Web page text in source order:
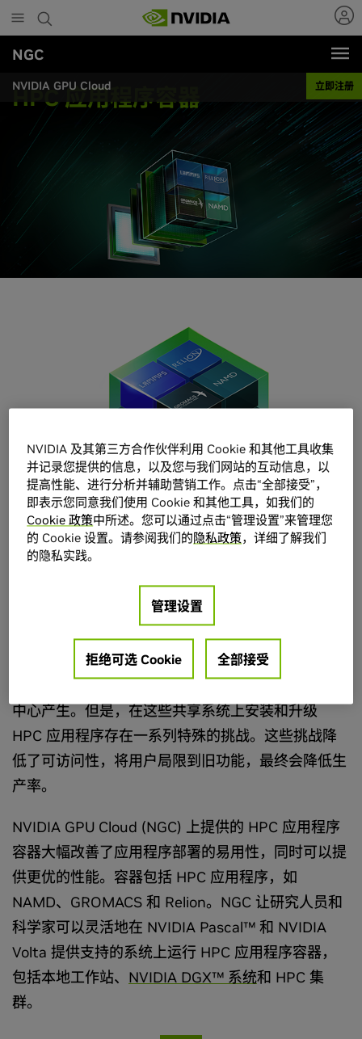
to
main
content
NGC
NVIDIA GPU Cloud 立即注册
HPC 应用程序容器
优化 HPC 性能
如今的突破性科技发现正在高性能计算 (HPC) 数据
中心产生。但是，在这些共享系统上安装和升级
HPC 应用程序存在一系列特殊的挑战。这些挑战降
低了可访问性，将用户局限到旧功能，最终会降低生
产率。
NVIDIA GPU Cloud (NGC) 上提供的 HPC 应用程序
容器大幅改善了应用程序部署的易用性，同时可以提
供更优的性能。容器包括 HPC 应用程序，如
NAMD、GROMACS 和 Relion。NGC 让研究人员和
科学家可以灵活地在 NVIDIA Pascal­™ 和 NVIDIA
Volta 提供支持的系统上运行 HPC 应用程序容器，
包括本地工作站、 NVIDIA DGX™ 系统和 HPC 集
群。
NVIDIA 及其第三方合作伙伴利用 Cookie 和其他工具收集
并记录您提供的信息，以及您与我们网站的互动信息，以
提高性能、进行分析并辅助营销工作。点击“全部接受”，
即表示您同意我们使用 Cookie 和其他工具，如我们的
Cookie 政策中所述。您可以通过点击“管理设置”来管理您
的 Cookie 设置。请参阅我们的隐私政策，详细了解我们
的隐私实践。
管理设置
拒绝可选 Cookie 全部接受